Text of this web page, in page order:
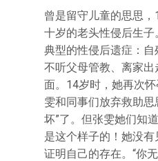
曾是留守儿童的思思
十岁的老头性侵后生
典型的性侵后遗症：自
不听父母管教、离家
面。14岁时，她再次
雯和同事们放弃救助思
坏”了。但张雯她们知
是这个样子的！她没
证明自己的存在。“你